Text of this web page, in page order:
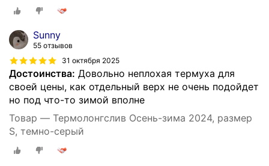
Sunny
55 отзывов
31 октября 2025
Достоинства: Довольно неплохая термуха для
своей цены, как отдельный верх не очень подойдет
но под что-то зимой вполне
Товар — Термолонгслив Осень-зима 2024, размер
S, темно-серый